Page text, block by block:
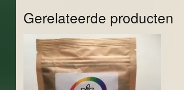
Gerelateerde producten